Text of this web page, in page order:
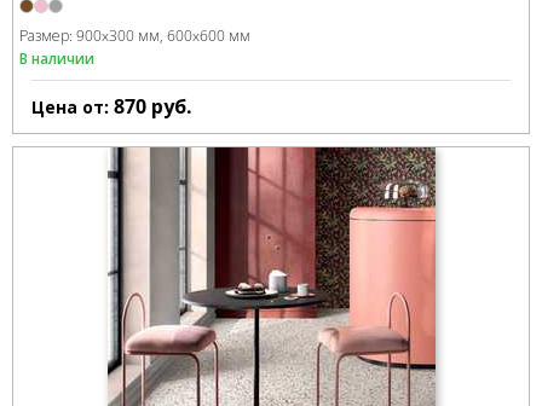
Размер: 900x300 мм 600x600 мм
В наличии
Цена от: 870 руб.